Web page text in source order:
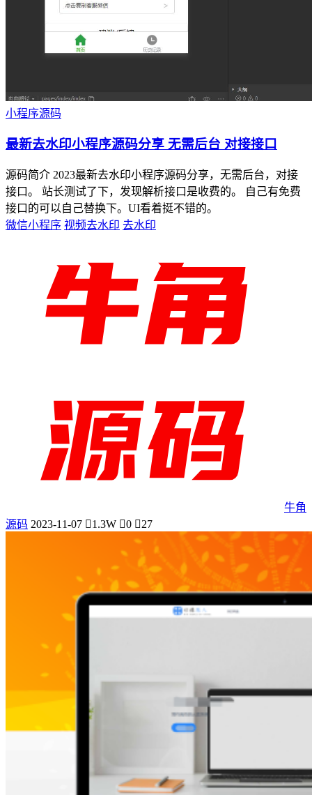
小程序源码
最新去水印小程序源码分享 无需后台 对接接口
源码简介 2023最新去水印小程序源码分享，无需后台，对接
接口。 站长测试了下，发现解析接口是收费的。 自己有免费
接口的可以自己替换下。UI看着挺不错的。
微信小程序 视频去水印 去水印
牛角
源码 2023-11-07 1.3W 0 27